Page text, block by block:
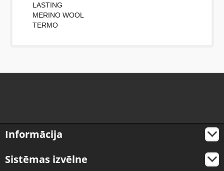
LASTING
MERINO WOOL
TERMO
Informācija
Sistēmas izvēlne